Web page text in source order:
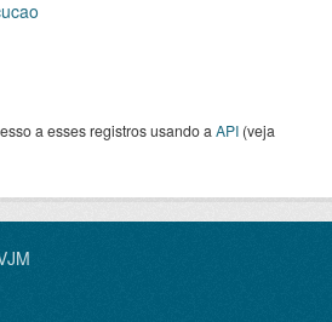
a esses registros usando a API (veja